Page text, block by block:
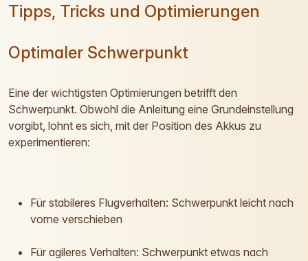
Tipps, Tricks und Optimierungen
Optimaler Schwerpunkt
Eine der wichtigsten Optimierungen betrifft den
Schwerpunkt. Obwohl die Anleitung eine Grundeinstellung
vorgibt, lohnt es sich, mit der Position des Akkus zu
experimentieren:
Für stabileres Flugverhalten: Schwerpunkt leicht nach
vorne verschieben
Für agileres Verhalten: Schwerpunkt etwas nach